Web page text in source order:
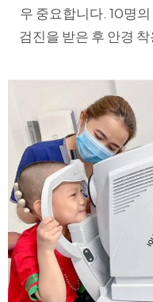
우 중요합니다. 10명
검진을 받은 후 안경